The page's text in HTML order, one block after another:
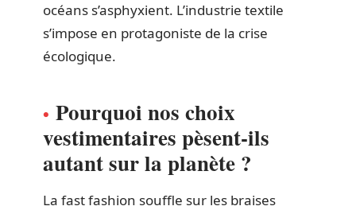
océans s’asphyxient. L’industrie textile
s’impose en protagoniste de la crise
écologique.
Pourquoi nos choix
vestimentaires pèsent-ils
autant sur la planète ?
La fast fashion souffle sur les braises